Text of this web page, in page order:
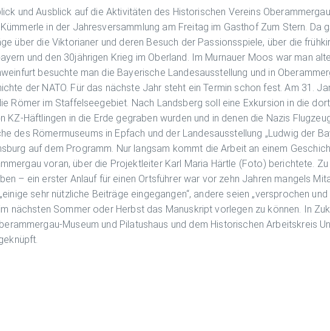
und Ausblick auf die Aktivitäten des Historischen Vereins
in der Jahresversammlung am Freitag im Gasthof Zum Stern. Da
über die Viktorianer und deren Besuch der Passionsspiele, über die
und den 30jährigen Krieg im Oberland. Im Murnauer Moos war man
besuchte man die Bayerische Landesausstellung und in
der NATO. Für das nächste Jahr steht ein Termin schon fest. Am 31.
Römer im Staffelseegebiet. Nach Landsberg soll eine Exkursion in die
KZ-Häftlingen in die Erde gegraben wurden und in denen die Nazis
des Römermuseums in Epfach und der Landesausstellung „Ludwig der
auf dem Programm. Nur langsam kommt die Arbeit an einem
voran, über die Projektleiter Karl Maria Härtle (Foto) berichtete.
– ein erster Anlauf für einen Ortsführer war vor zehn Jahren mangels
sehr nützliche Beiträge eingegangen“, andere seien „versprochen
nächsten Sommer oder Herbst das Manuskript vorlegen zu können. In
Museum und Pilatushaus und dem Historischen Arbeitskreis